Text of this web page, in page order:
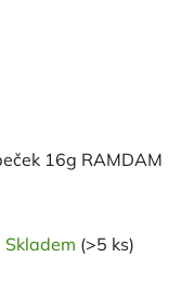
Libeček 16g RAMDAM
Skladem (>5 ks)